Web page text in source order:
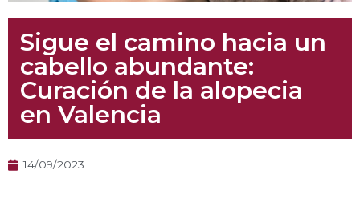
Sigue el camino hacia un
cabello abundante:
Curación de la alopecia
en Valencia
14/09/2023